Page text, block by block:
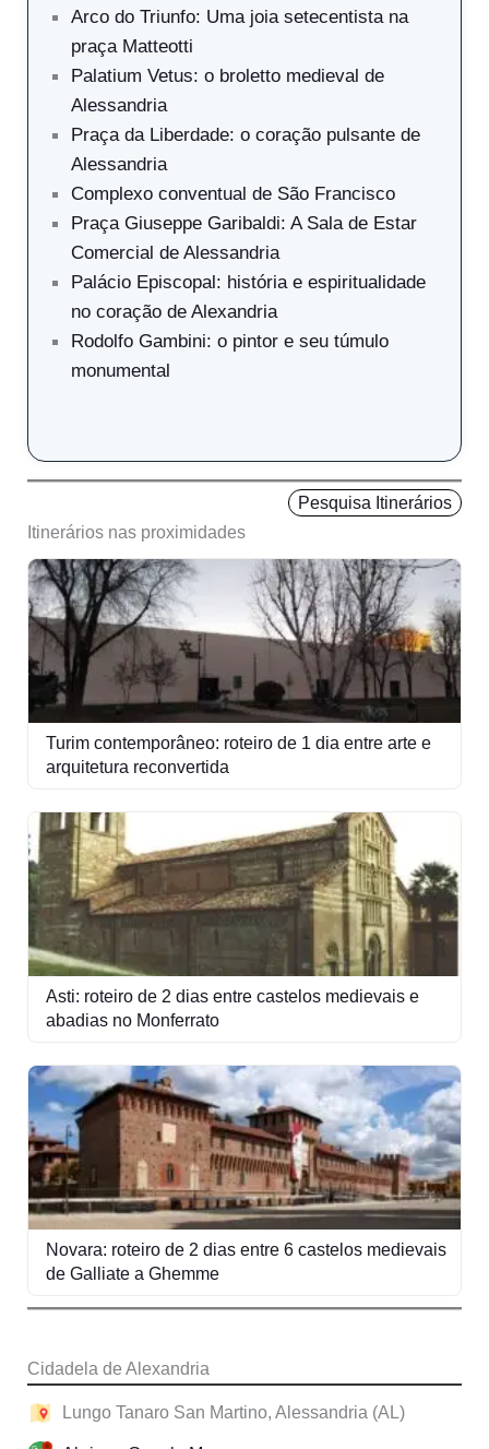
Arco do Triunfo: Uma joia setecentista na
praça Matteotti
Palatium Vetus: o broletto medieval de
Alessandria
Praça da Liberdade: o coração pulsante de
Alessandria
Complexo conventual de São Francisco
Praça Giuseppe Garibaldi: A Sala de Estar
Comercial de Alessandria
Palácio Episcopal: história e espiritualidade
no coração de Alexandria
Rodolfo Gambini: o pintor e seu túmulo
monumental
Itinerários nas proximidades
Pesquisa Itinerários
Turim contemporâneo: roteiro de 1 dia entre arte e
arquitetura reconvertida
Asti: roteiro de 2 dias entre castelos medievais e
abadias no Monferrato
Novara: roteiro de 2 dias entre 6 castelos medievais
de Galliate a Ghemme
Cidadela de Alexandria
Lungo Tanaro San Martino, Alessandria (AL)